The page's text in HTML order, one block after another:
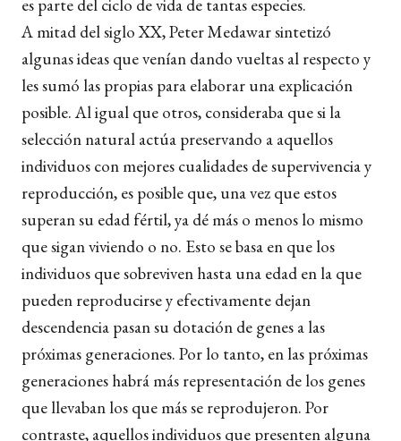
es parte del ciclo de vida de tantas especies.
A mitad del siglo XX, Peter Medawar sintetizó
algunas ideas que venían dando vueltas al respecto y
les sumó las propias para elaborar una explicación
posible. Al igual que otros, consideraba que si la
selección natural actúa preservando a aquellos
individuos con mejores cualidades de supervivencia y
reproducción, es posible que, una vez que estos
superan su edad fértil, ya dé más o menos lo mismo
que sigan viviendo o no. Esto se basa en que los
individuos que sobreviven hasta una edad en la que
pueden reproducirse y efectivamente dejan
descendencia pasan su dotación de genes a las
próximas generaciones. Por lo tanto, en las próximas
generaciones habrá más representación de los genes
que llevaban los que más se reprodujeron. Por
contraste, aquellos individuos que presenten alguna